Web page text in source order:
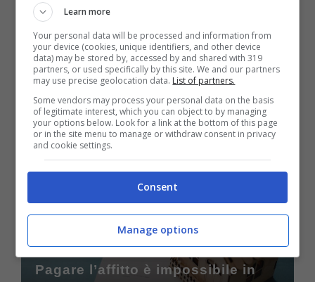
A breve diremo addio a molti
prodotti nei supermercati, non
saranno più venduti: il motivo è
agghiacciante
Giugno 25, 2024
Pagare l’affitto è impossibile in
Learn more
Your personal data will be processed and information from
your device (cookies, unique identifiers, and other device
data) may be stored by, accessed by and shared with 319
partners, or used specifically by this site. We and our partners
may use precise geolocation data. List of partners.
Some vendors may process your personal data on the basis
of legitimate interest, which you can object to by managing
your options below. Look for a link at the bottom of this page
or in the site menu to manage or withdraw consent in privacy
and cookie settings.
Consent
Manage options